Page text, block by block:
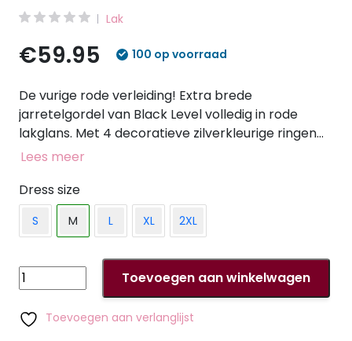
Lak
€59.95 100 op voorraad
De vurige rode verleiding! Extra brede
jarretelgordel van Black Level volledig in rode
lakglans. Met 4 decoratieve zilverkleurige ringen
aan de voorkant. Geïntegreerde voorgevormde
achterkant zorgen voor een perfecte pasvorm.
De 6 jarretelgordels (3 aan elke kant) zijn in lengte
verstelbaar. 100% polyester, polyurethaan coating.
Lees meer
Dress size
S M L XL 2XL
Vinyl
Suspender
Straps
red
Toevoegen aan winkelwagen
Toevoegen aan verlanglijst